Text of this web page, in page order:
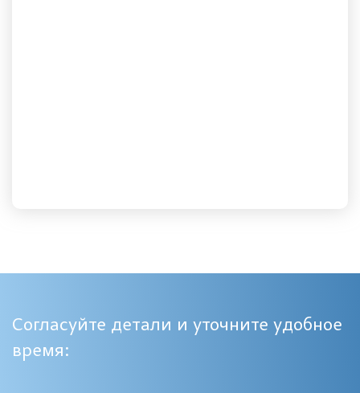
Согласуйте детали и уточните удобное
время: